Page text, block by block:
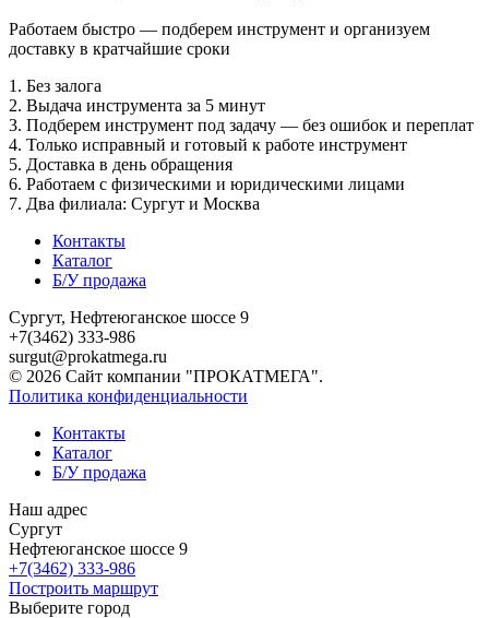
Работаем быстро — подберем инструмент и организуем
доставку в кратчайшие сроки
1. Без залога
2. Выдача инструмента за 5 минут
3. Подберем инструмент под задачу — без ошибок и переплат
4. Только исправный и готовый к работе инструмент
5. Доставка в день обращения
6. Работаем с физическими и юридическими лицами
7. Два филиала: Сургут и Москва
Контакты
Каталог
Б/У продажа
Сургут, Нефтеюганское шоссе 9
+7(3462) 333-986
surgut@prokatmega.ru
© 2026 Сайт компании "ПРОКАТМЕГА".
Политика конфиденциальности
Контакты
Каталог
Б/У продажа
Наш адрес
Сургут
Нефтеюганское шоссе 9
+7(3462) 333-986
Построить маршрут
Выберите город